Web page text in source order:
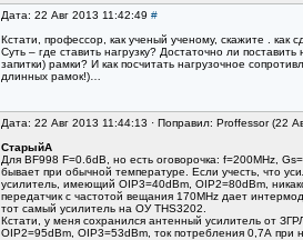
Дата: 22 Авг 2013 11:42:49 #
Кстати, профессор, как ученый ученому, скажите .
Суть – где ставить нагрузку? Достаточно ли
запитки) рамки? И как посчитать нагрузочное
длинных рамок!)…
Дата: 22 Авг 2013 11:44:13 · Поправил: Proffessor (22
СтарыйА
Для BF998 F=0.6dB, но есть оговорочка: f=200MHz,
бывает при обычной температуре. Если учесть, что
усилитель, имеющий OIP3=40dBm, OIP2=80dBm,
передатчик с частотой вещания 170MHz дает
тот самый усилитель на ОУ THS3202.
Кстати, у меня сохранился антенный усилитель от
OIP2=95dBm, OIP3=53dBm, ток потребления 0,7А при